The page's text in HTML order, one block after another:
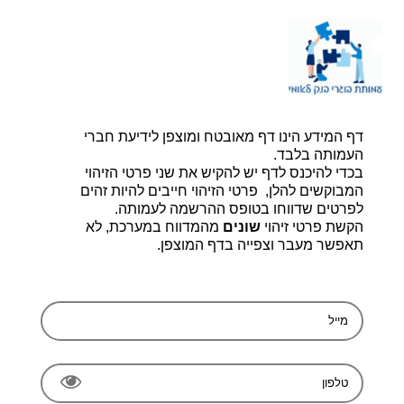
דף הבית |יצירת קשר |
דף המידע הינו דף מאובטח ומוצפן לידיעת חברי
העמותה בלבד.
בכדי להיכנס לדף יש להקיש את שני פרטי הזיהוי
המבוקשים להלן, פרטי הזיהוי חייבים להיות זהים
לפרטים שדווחו בטופס ההרשמה לעמותה.
הקשת פרטי זיהוי שונים מהמדווח במערכת, לא
תאפשר מעבר וצפייה בדף המוצפן.
עמותת בוגרי בנק לאומי, ע.ר 580014348